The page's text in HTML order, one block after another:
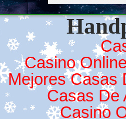
Casino
Mejores Casas
Casas De
Casino